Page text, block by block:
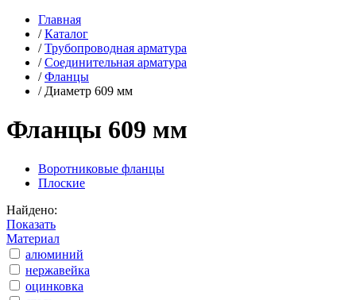
Главная
/ Каталог
/ Трубопроводная арматура
/ Соединительная арматура
/ Фланцы
/ Диаметр 609 мм
Фланцы 609 мм
Воротниковые фланцы
Плоские
Найдено:
Показать
Материал
алюминий
нержавейка
оцинковка